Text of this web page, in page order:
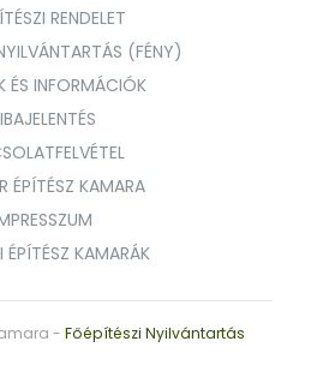
RENDELET
(FÉNY)
ÉS INFORMÁCIÓK
ÉPÍTÉSZ KAMARA
ÉPÍTÉSZ KAMARÁK
- Főépítészi Nyilvántartás